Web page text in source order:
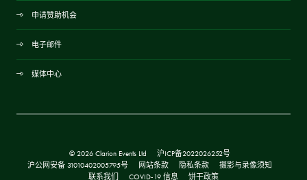
申请赞助机会
电子邮件
媒体中心
© 2026 Clarion Events Ltd
沪ICP备2022026252号
沪公网安备 31010402005795号
网站条款 隐私条款
摄影与录像须知
联系我们
COVID-19 信息 饼干政策